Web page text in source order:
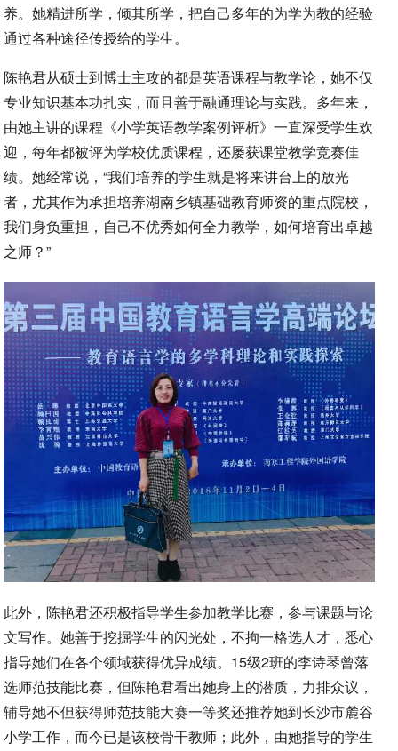
养。她精进所学，倾其所学，把自己多年的为学为教的经验
通过各种途径传授给的学生。
陈艳君从硕士到博士主攻的都是英语课程与教学论，她不仅
专业知识基本功扎实，而且善于融通理论与实践。多年来，
由她主讲的课程《小学英语教学案例评析》一直深受学生欢
迎，每年都被评为学校优质课程，还屡获课堂教学竞赛佳
绩。她经常说，“我们培养的学生就是将来讲台上的放光
者，尤其作为承担培养湖南乡镇基础教育师资的重点院校，
我们身负重担，自己不优秀如何全力教学，如何培育出卓越
之师？”
此外，陈艳君还积极指导学生参加教学比赛，参与课题与论
文写作。她善于挖掘学生的闪光处，不拘一格选人才，悉心
指导她们在各个领域获得优异成绩。15级2班的李诗琴曾落
选师范技能比赛，但陈艳君看出她身上的潜质，力排众议，
辅导她不但获得师范技能大赛一等奖还推荐她到长沙市麓谷
小学工作，而今已是该校骨干教师；此外，由她指导的学生